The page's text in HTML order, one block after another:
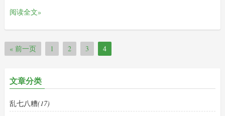
阅读全文»
« 前一页 1 2 3 4
文章分类
乱七八糟(17)